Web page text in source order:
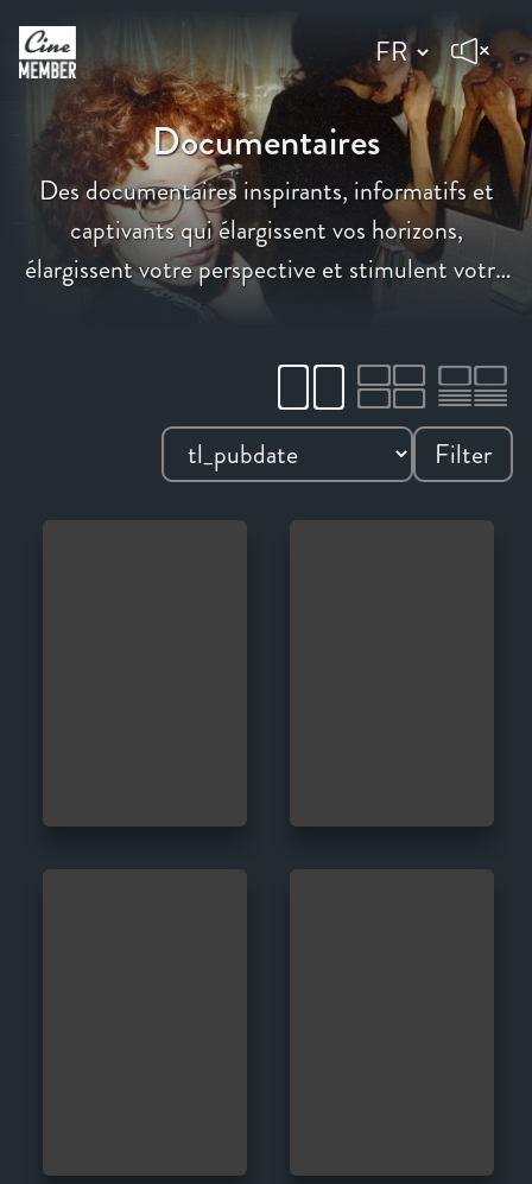
Documentaires
Des documentaires inspirants, informatifs et
captivants qui élargissent vos horizons,
élargissent votre perspective et stimulent votre
Filter